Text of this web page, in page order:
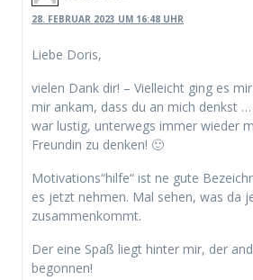
28. FEBRUAR 2023 UM 16:48 UHR
Liebe Doris,
vielen Dank dir! – Vielleicht ging es
mir ankam, dass du an mich denkst
war lustig, unterwegs immer wieder
Freundin zu denken! 🙂
Motivations“hilfe“ ist ne gute
es jetzt nehmen. Mal sehen, was da
zusammenkommt.
Der eine Spaß liegt hinter mir, der
begonnen!